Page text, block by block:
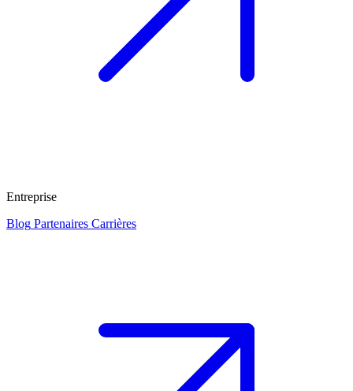
Entreprise
Blog Partenaires Carrières